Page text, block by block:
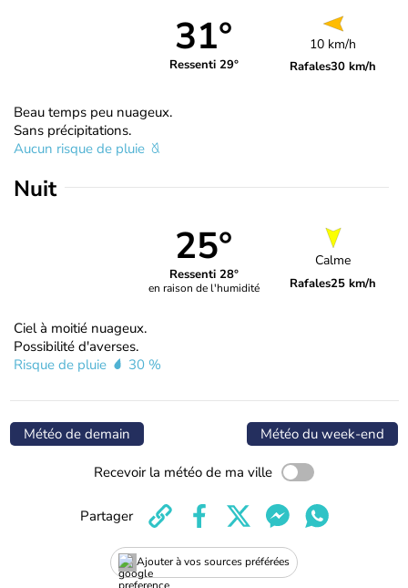
31°
Ressenti 29°
10 km/h
Rafales30 km/h
Beau temps peu nuageux.
Sans précipitations.
Aucun risque de pluie
Nuit
25°
Ressenti 28°
en raison de l'humidité
Calme
Rafales25 km/h
Ciel à moitié nuageux.
Possibilité d'averses.
Risque de pluie
30 %
Météo de demain Météo du week-end
Recevoir la météo de ma ville
Ajouter à vos sources préférées
Partager